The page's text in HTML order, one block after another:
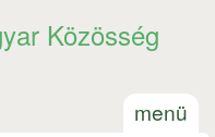
Közösség
menü